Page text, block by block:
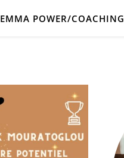
EMMA POWER/COACHING